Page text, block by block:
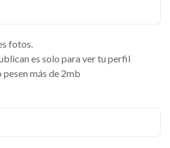
fotos.
es solo para ver tu perfil
más de 2mb